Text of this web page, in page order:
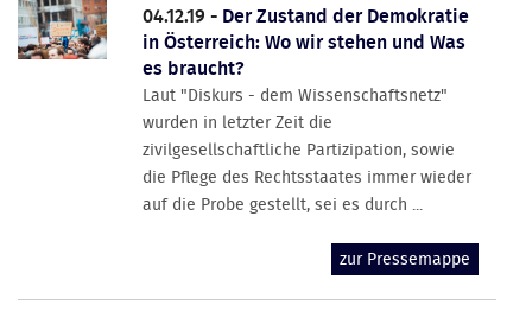
04.12.19 - Der Zustand der Demokratie
in Österreich: Wo wir stehen und Was
es braucht?
Laut "Diskurs - dem Wissenschaftsnetz"
wurden in letzter Zeit die
zivilgesellschaftliche Partizipation, sowie
die Pflege des Rechtsstaates immer wieder
auf die Probe gestellt, sei es durch ...
zur Pressemappe